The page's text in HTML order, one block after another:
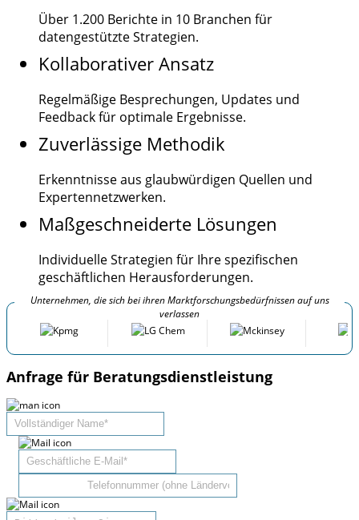
Über 1.200 Berichte in 10 Branchen für
datengestützte Strategien.
Kollaborativer Ansatz
Regelmäßige Besprechungen, Updates und
Feedback für optimale Ergebnisse.
Zuverlässige Methodik
Erkenntnisse aus glaubwürdigen Quellen und
Expertennetzwerken.
Maßgeschneiderte Lösungen
Individuelle Strategien für Ihre spezifischen
geschäftlichen Herausforderungen.
Unternehmen, die sich bei ihren Marktforschungsbedürfnissen auf uns
verlassen
Anfrage für Beratungsdienstleistung